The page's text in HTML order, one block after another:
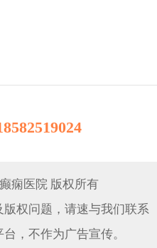
痫医院 版权所有
权问题，请速与我们联系
，不作为广告宣传。